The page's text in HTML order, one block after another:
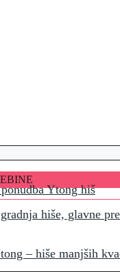
Ytong hiš
hiše, glavne
– hiše manjših